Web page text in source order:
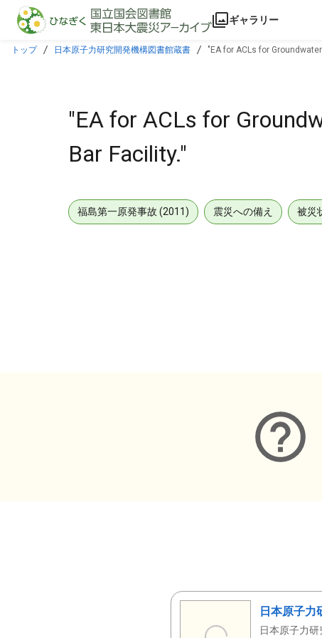
本文に飛ぶ
ギャラリー
トップ 日本原子力研究開発機構図書館蔵書 "EA for ACLs for
"EA for ACLs for
Bar Facility."
福島第一原発事故 (2011) 震災への備え 被災
日本原子力
日本原子力